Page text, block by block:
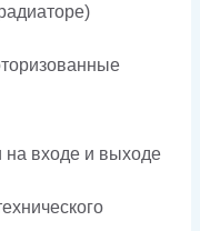
на входе и выходе